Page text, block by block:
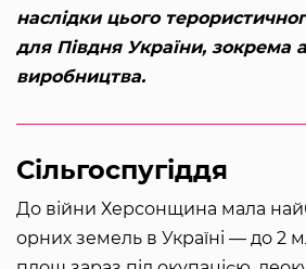
наслідки цього
для Півдня України, зокрема
виробництва.
Сільгоспугіддя
До війни Херсонщина мала
орних земель в Україні — до 2